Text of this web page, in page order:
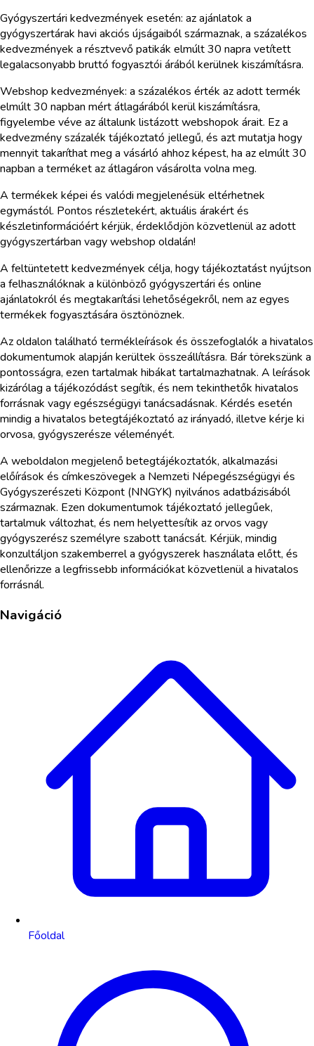
Gyógyszertári kedvezmények esetén: az ajánlatok a
gyógyszertárak havi akciós újságaiból származnak, a százalékos
kedvezmények a résztvevő patikák elmúlt 30 napra vetített
legalacsonyabb bruttó fogyasztói árából kerülnek kiszámításra.
Webshop kedvezmények: a százalékos érték az adott termék
elmúlt 30 napban mért átlagárából kerül kiszámításra,
figyelembe véve az általunk listázott webshopok árait. Ez a
kedvezmény százalék tájékoztató jellegű, és azt mutatja hogy
mennyit takaríthat meg a vásárló ahhoz képest, ha az elmúlt 30
napban a terméket az átlagáron vásárolta volna meg.
A termékek képei és valódi megjelenésük eltérhetnek
egymástól. Pontos részletekért, aktuális árakért és
készletinformációért kérjük, érdeklődjön közvetlenül az adott
gyógyszertárban vagy webshop oldalán!
A feltüntetett kedvezmények célja, hogy tájékoztatást nyújtson
a felhasználóknak a különböző gyógyszertári és online
ajánlatokról és megtakarítási lehetőségekről, nem az egyes
termékek fogyasztására ösztönöznek.
Az oldalon található termékleírások és összefoglalók a hivatalos
dokumentumok alapján kerültek összeállításra. Bár törekszünk a
pontosságra, ezen tartalmak hibákat tartalmazhatnak. A leírások
kizárólag a tájékozódást segítik, és nem tekinthetők hivatalos
forrásnak vagy egészségügyi tanácsadásnak. Kérdés esetén
mindig a hivatalos betegtájékoztató az irányadó, illetve kérje ki
orvosa, gyógyszerésze véleményét.
A weboldalon megjelenő betegtájékoztatók, alkalmazási
előírások és címkeszövegek a Nemzeti Népegészségügyi és
Gyógyszerészeti Központ (NNGYK) nyilvános adatbázisából
származnak. Ezen dokumentumok tájékoztató jellegűek,
tartalmuk változhat, és nem helyettesítik az orvos vagy
gyógyszerész személyre szabott tanácsát. Kérjük, mindig
konzultáljon szakemberrel a gyógyszerek használata előtt, és
ellenőrizze a legfrissebb információkat közvetlenül a hivatalos
forrásnál.
Navigáció
Főoldal